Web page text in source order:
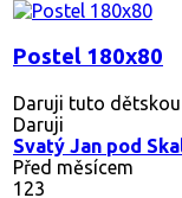
Postel 180x80
Daruji tuto dětskou
Daruji
Svatý Jan pod
Před měsícem
123